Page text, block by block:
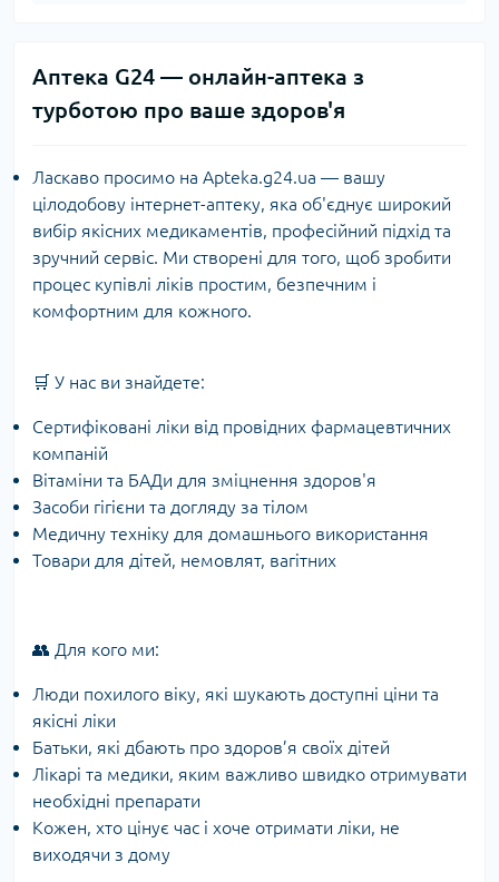
Аптека G24 — онлайн-аптека з
турботою про ваше здоров'я
Ласкаво просимо на Apteka.g24.ua — вашу
цілодобову інтернет-аптеку, яка об'єднує широкий
вибір якісних медикаментів, професійний підхід та
зручний сервіс. Ми створені для того, щоб зробити
процес купівлі ліків простим, безпечним і
комфортним для кожного.
🛒 У нас ви знайдете:
Сертифіковані ліки від провідних фармацевтичних
компаній
Вітаміни та БАДи для зміцнення здоров'я
Засоби гігієни та догляду за тілом
Медичну техніку для домашнього використання
Товари для дітей, немовлят, вагітних
👥 Для кого ми:
Люди похилого віку, які шукають доступні ціни та
якісні ліки
Батьки, які дбають про здоров’я своїх дітей
Лікарі та медики, яким важливо швидко отримувати
необхідні препарати
Кожен, хто цінує час і хоче отримати ліки, не
виходячи з дому